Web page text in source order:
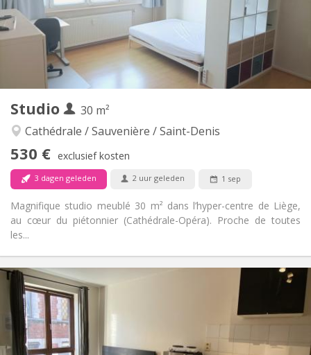
Inrichting
Badkamer:
Privaat
Privé (aparte kamer)
Oppervlakte:
40 m
Private kamers:
1
Toegang voor PBM:
Nee
Studio
30 m²
Cathédrale / Sauvenière / Saint-Denis
530 € exclusief kosten
3 dagen geleden 2 uur geleden 1 sep
Magnifique studio meublé 30 m² dans l’hyper-centre de Liège,
au cœur du piétonnier (Cathédrale-Opéra). Proche de toutes
les...
Praktische Informatie
100 €
Duur:
12 maanden